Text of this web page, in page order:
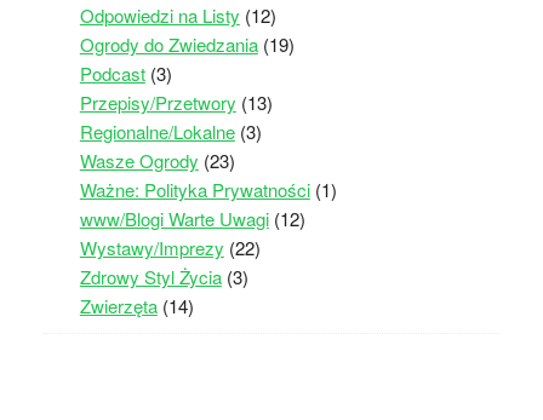
Odpowiedzi na Listy (12)
Ogrody do Zwiedzania(19)
Podcast(3)
Przepisy/Przetwory (13)
Regionalne/Lokalne(3)
Wasze Ogrody (23)
Ważne: Polityka Prywatności(1)
www/Blogi Warte Uwagi(12)
Wystawy/Imprezy (22)
Zdrowy Styl Życia(3)
Zwierzęta(14)